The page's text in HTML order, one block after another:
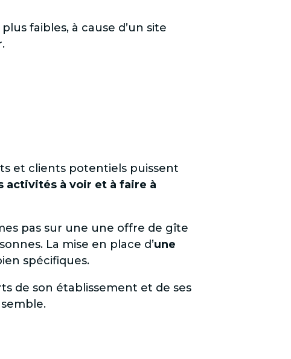
faibles, à cause d’un site
et clients potentiels puissent
activités à voir et à faire à
pas sur une une offre de gîte
La mise en place d’une
spécifiques.
de son établissement et de ses